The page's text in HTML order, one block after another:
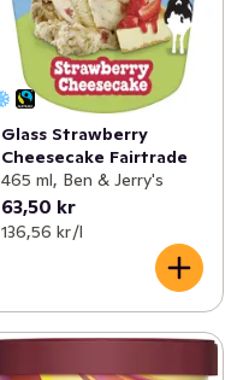
Glass Strawberry
Cheesecake Fairtrade
465 ml, Ben & Jerry's
63,50 kr
136,56 kr /l